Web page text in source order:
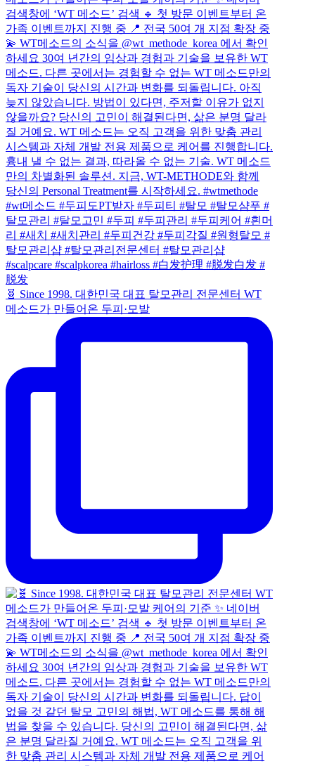
🧬 Since 1998. 대한민국 대표 탈모관리 전문센터 WT
메소드가 만들어온 두피·모발